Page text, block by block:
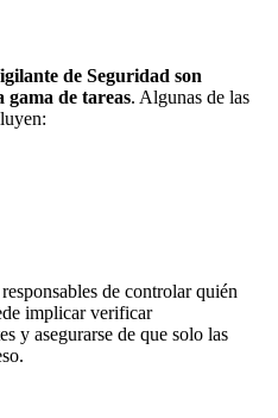
de Seguridad son
de tareas. Algunas de las
de controlar quién
implicar verificar
y asegurarse de que solo las